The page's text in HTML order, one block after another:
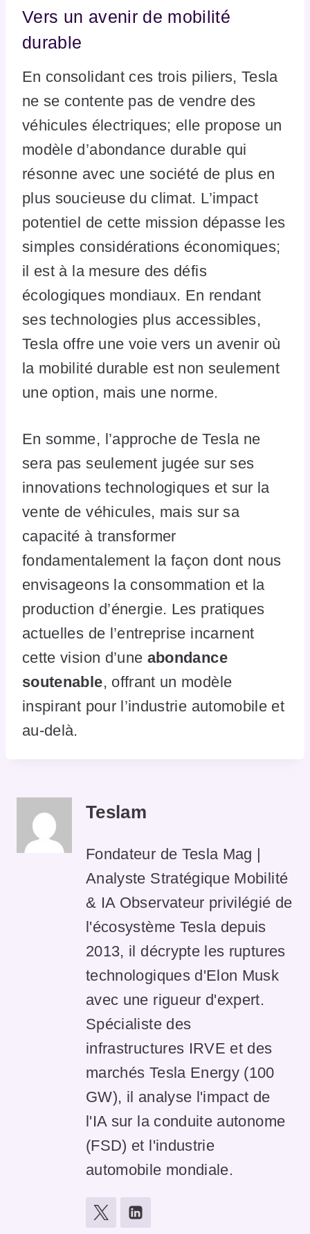
Vers un avenir de mobilité
durable
En consolidant ces trois piliers, Tesla
ne se contente pas de vendre des
véhicules électriques; elle propose un
modèle d’abondance durable qui
résonne avec une société de plus en
plus soucieuse du climat. L’impact
potentiel de cette mission dépasse les
simples considérations économiques;
il est à la mesure des défis
écologiques mondiaux. En rendant
ses technologies plus accessibles,
Tesla offre une voie vers un avenir où
la mobilité durable est non seulement
une option, mais une norme.
En somme, l’approche de Tesla ne
sera pas seulement jugée sur ses
innovations technologiques et sur la
vente de véhicules, mais sur sa
capacité à transformer
fondamentalement la façon dont nous
envisageons la consommation et la
production d’énergie. Les pratiques
actuelles de l’entreprise incarnent
cette vision d’une abondance
soutenable, offrant un modèle
inspirant pour l’industrie automobile et
au-delà.
Teslam
Fondateur de Tesla Mag |
Analyste Stratégique Mobilité
& IA Observateur privilégié de
l'écosystème Tesla depuis
2013, il décrypte les ruptures
technologiques d'Elon Musk
avec une rigueur d'expert.
Spécialiste des
infrastructures IRVE et des
marchés Tesla Energy (100
GW), il analyse l'impact de
l'IA sur la conduite autonome
(FSD) et l'industrie
automobile mondiale.